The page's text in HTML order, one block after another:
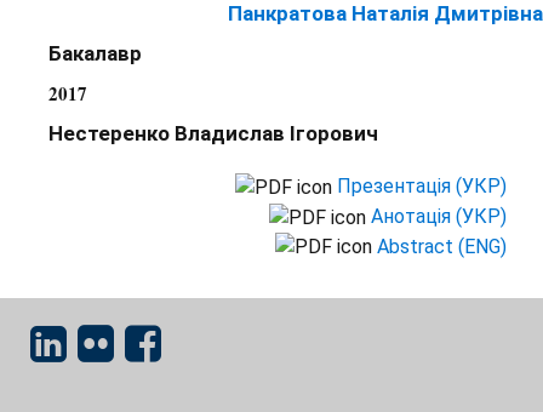
Панкратова Наталія Дмитрівна
Бакалавр
2017
Нестеренко Владислав Ігорович
Презентація (УКР)
Анотація (УКР)
Abstract (ENG)